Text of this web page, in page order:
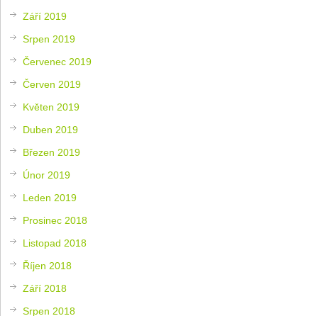
Září 2019
Srpen 2019
Červenec 2019
Červen 2019
Květen 2019
Duben 2019
Březen 2019
Únor 2019
Leden 2019
Prosinec 2018
Listopad 2018
Říjen 2018
Září 2018
Srpen 2018